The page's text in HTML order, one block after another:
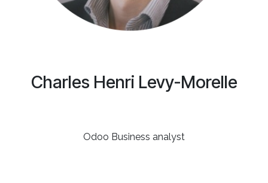
Charles Henri Levy-Morelle
Odoo Business analyst